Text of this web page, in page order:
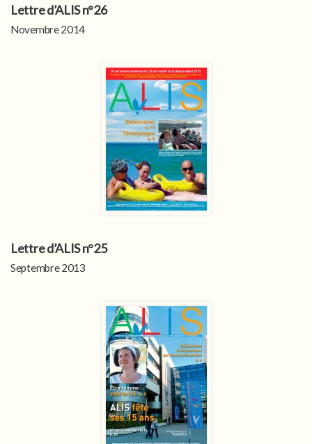
Lettre d’ALIS n°26
Novembre 2014
Lettre d’ALIS n°25
Septembre 2013